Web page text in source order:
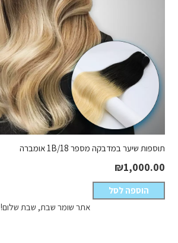
תוספות שיער במדבקה מספר 1B/18 אומברה
₪1,000.00
הוספה לסל
אתר שומר שבת, שבת שלום!